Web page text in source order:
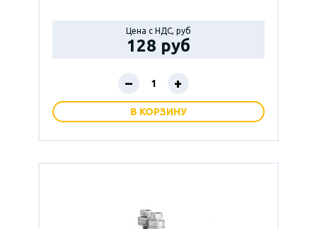
Цена с НДС, руб
128 руб
– +
В КОРЗИНУ